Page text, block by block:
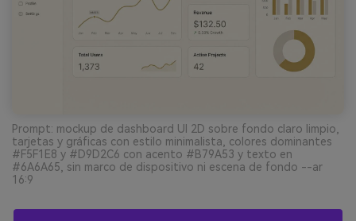
Prompt: mockup de dashboard UI 2D sobre fondo claro limpio,
tarjetas y gráficas con estilo minimalista, colores dominantes
#F5F1E8 y #D9D2C6 con acento #B79A53 y texto en
#6A6A65, sin marco de dispositivo ni escena de fondo --ar
16:9